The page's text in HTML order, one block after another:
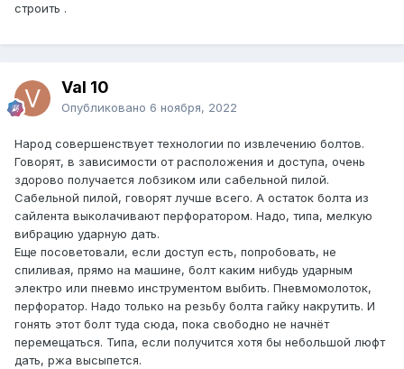
строить .
Val 10
Опубликовано 6 ноября, 2022
Народ совершенствует технологии по извлечению болтов.
Говорят, в зависимости от расположения и доступа, очень
здорово получается лобзиком или сабельной пилой.
Сабельной пилой, говорят лучше всего. А остаток болта из
сайлента выколачивают перфоратором. Надо, типа, мелкую
вибрацию ударную дать.
Еще посоветовали, если доступ есть, попробовать, не
спиливая, прямо на машине, болт каким нибудь ударным
электро или пневмо инструментом выбить. Пневмомолоток,
перфоратор. Надо только на резьбу болта гайку накрутить. И
гонять этот болт туда сюда, пока свободно не начнёт
перемещаться. Типа, если получится хотя бы небольшой люфт
дать, ржа высыпется.